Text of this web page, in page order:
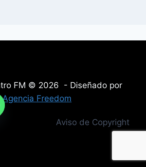
FM © 2026 - Diseñado por
Agencia Freedom
Aviso de Copyright